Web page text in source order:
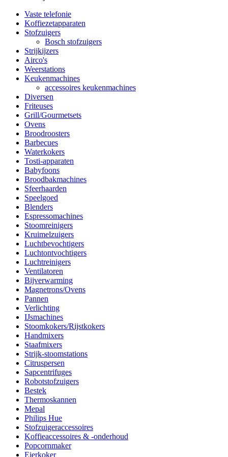
Vaste telefonie
Koffiezetapparaten
Stofzuigers
Bosch stofzuigers
Strijkijzers
Airco's
Weerstations
Keukenmachines
accessoires keukenmachines
Diversen
Friteuses
Grill/Gourmetsets
Ovens
Broodroosters
Barbecues
Waterkokers
Tosti-apparaten
Babyfoons
Broodbakmachines
Sfeerhaarden
Speelgoed
Blenders
Espressomachines
Stoomreinigers
Kruimelzuigers
Luchtbevochtigers
Luchtontvochtigers
Luchtreinigers
Ventilatoren
Bijverwarming
Magnetrons/Ovens
Pannen
Verlichting
IJsmachines
Stoomkokers/Rijstkokers
Handmixers
Staafmixers
Strijk-stoomstations
Citruspersen
Sapcentrifuges
Robotstofzuigers
Bestek
Thermoskannen
Mepal
Philips Hue
Stofzuigeraccessoires
Koffieaccessoires & -onderhoud
Popcornmaker
Eierkoker